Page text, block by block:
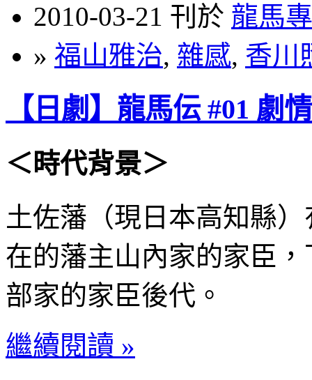
2010-03-21 刊於 龍馬
» 福山雅治, 雜感, 香川
【日劇】龍馬伝 #01 劇
＜時代背景＞
土佐藩（現日本高知縣
在的藩主山內家的家臣
部家的家臣後代。
繼續閱讀 »